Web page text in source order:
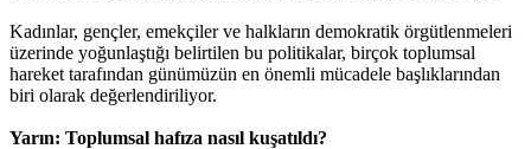
Kadınlar, gençler, emekçiler ve halkların demokratik örgütlenmeleri
üzerinde yoğunlaştığı belirtilen bu politikalar, birçok toplumsal
hareket tarafından günümüzün en önemli mücadele başlıklarından
biri olarak değerlendiriliyor.
Yarın: Toplumsal hafıza nasıl kuşatıldı?